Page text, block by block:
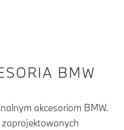
BMW
akcesoriom BMW.